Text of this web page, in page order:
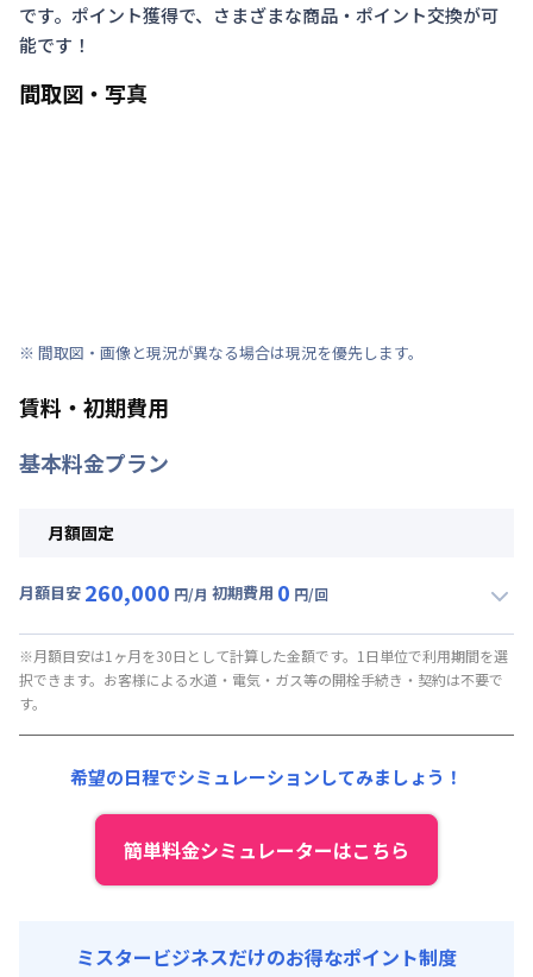
です。ポイント獲得で、さまざまな商品・ポイント交換が可
能です！
間取図・写真
※ 間取図・画像と現況が異なる場合は現況を優先します。
賃料・初期費用
基本料金プラン
月額固定
月額目安 260,000 円/月 初期費用 0 円/回
月額賃料目安(30日利用)
賃料 : 260,000円/月
光熱費他 :
※月額目安は1ヶ月を30日として計算した金額です。1日単位で利用期間を選
択できます。お客様による水道・電気・ガス等の開栓手続き・契約は不要で
す。
希望の日程でシミュレーションしてみましょう！
簡単料金シミュレーターはこちら
ミスタービジネスだけのお得なポイント制度